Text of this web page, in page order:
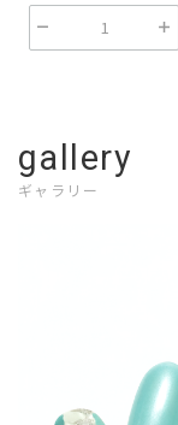
gallery
ギャラリー